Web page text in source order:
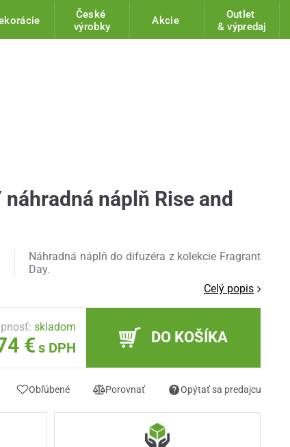
České
výrobky
Akcie
Outlet
& výpredaj
náhradná náplň Rise and
Náhradná náplň do difuzéra z kolekcie Fragrant
Day.
Celý popis
skladom
€ s DPH
DO KOŠÍKA
Obľúbené Porovnať Opýtať sa predajcu